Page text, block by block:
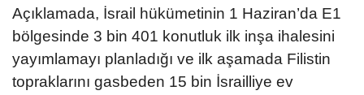
Açıklamada, İsrail hükümetinin 1 Haziran’da E1
bölgesinde 3 bin 401 konutluk ilk inşa ihalesini
yayımlamayı planladığı ve ilk aşamada Filistin
topraklarını gasbeden 15 bin İsrailliye ev